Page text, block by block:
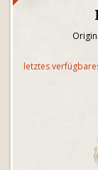
letztes